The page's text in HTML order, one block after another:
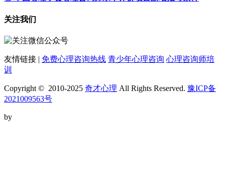
关注我们
友情链接 | 免费心理咨询热线 青少年心理咨询 心理咨询师培
训
Copyright © 2010-2025 奇才心理 All Rights Reserved. 豫ICP备
2021009563号
by